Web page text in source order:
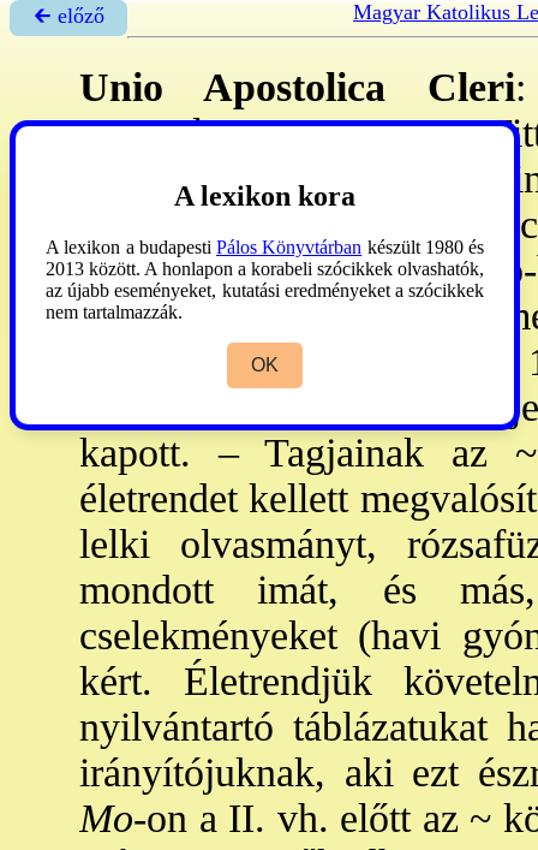
🡰 előző Magyar Katolikus
Unio Apostolica Cleri:
egyesülete. – 1640:
Holzhauser alapította
(Institutum clericorum
Ennek mintájára 1862:
papi közösséget
neveztek. XV
években már 50 orsz-ban
kapott. – Tagjainak az ~
életrendet kellett
lelki olvasmányt,
mondott imát, és
cselekményeket (havi
kért. Életrendjük
nyilvántartó táblázatukat
irányítójuknak, aki ezt
Mo-on a II. vh. előtt az ~
A lexikon kora
A lexikon a budapesti Pálos Könyvtárban készült 1980 és
2013 között. A honlapon a korabeli szócikkek olvashatók,
az újabb eseményeket, kutatási eredményeket a szócikkek
nem tartalmazzák.
OK